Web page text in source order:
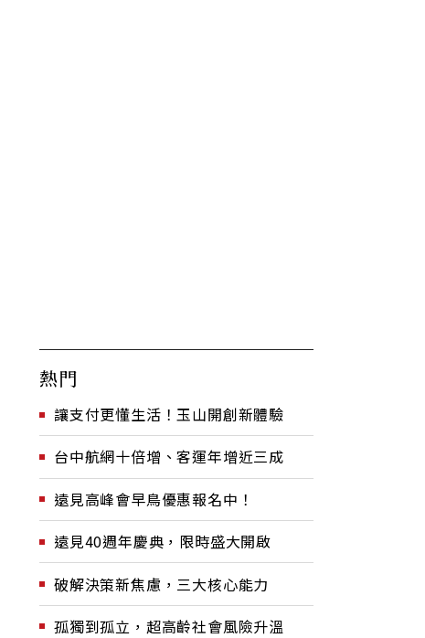
熱門
讓支付更懂生活！玉山開創新體驗
台中航網十倍增、客運年增近三成
遠見高峰會早鳥優惠報名中！
遠見40週年慶典，限時盛大開啟
破解決策新焦慮，三大核心能力
孤獨到孤立，超高齡社會風險升溫